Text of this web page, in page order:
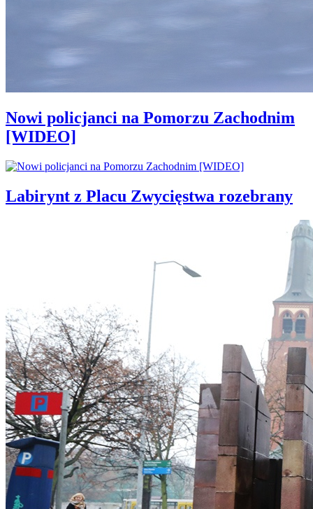
Nowi policjanci na Pomorzu Zachodnim
[WIDEO]
Labirynt z Placu Zwycięstwa rozebrany